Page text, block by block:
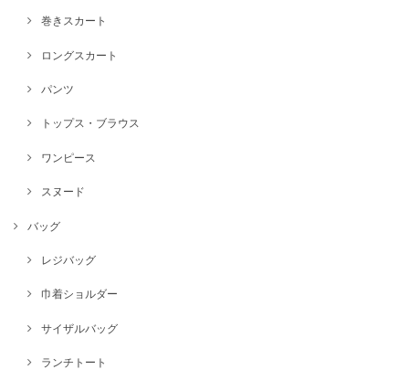
巻きスカート
ロングスカート
パンツ
トップス・ブラウス
ワンピース
スヌード
バッグ
レジバッグ
巾着ショルダー
サイザルバッグ
ランチトート